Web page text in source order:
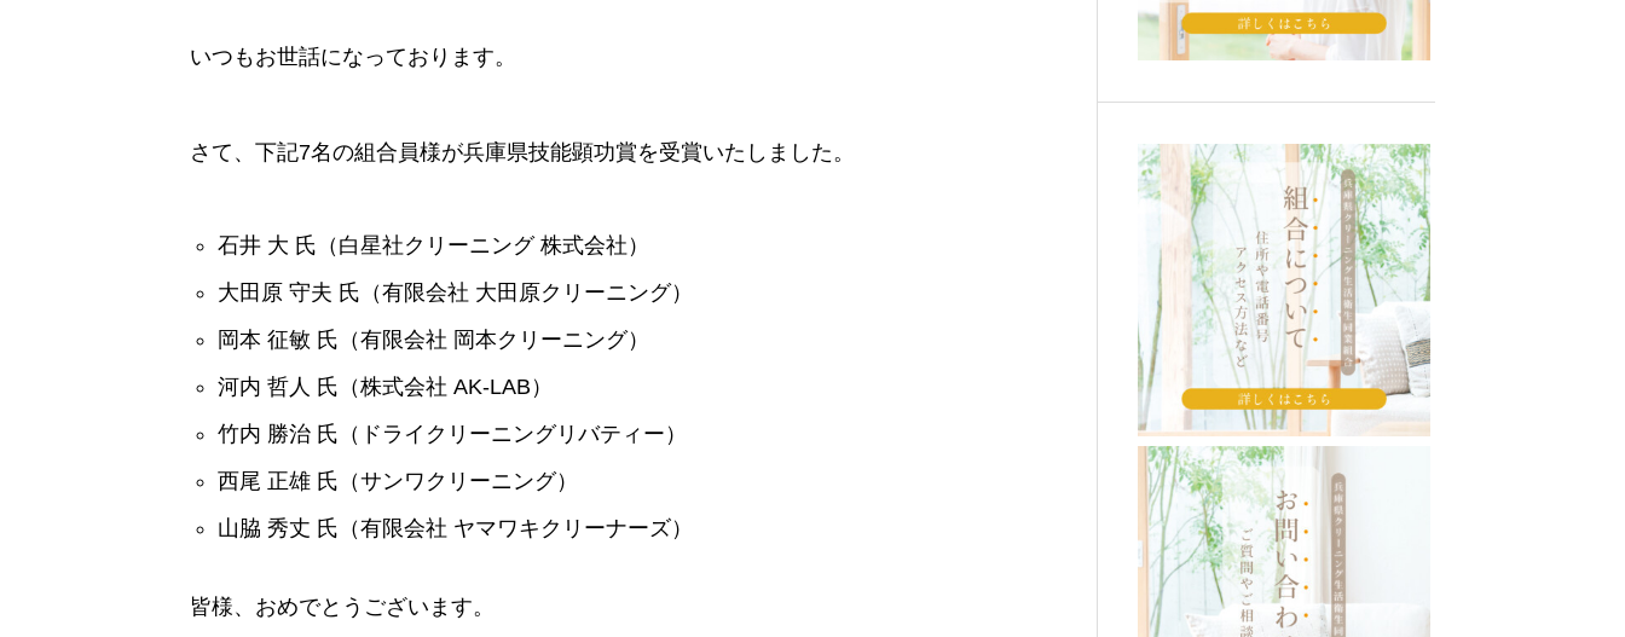
いつもお世話になっております。
さて、下記7名の組合員様が兵庫県技能顕功賞を受賞いたしました。
石井 大 氏（白星社クリーニング 株式会社）
大田原 守夫 氏（有限会社 大田原クリーニング）
岡本 征敏 氏（有限会社 岡本クリーニング）
河内 哲人 氏（株式会社 AK-LAB）
竹内 勝治 氏（ドライクリーニングリバティー）
西尾 正雄 氏（サンワクリーニング）
山脇 秀丈 氏（有限会社 ヤマワキクリーナーズ）
皆様、おめでとうございます。